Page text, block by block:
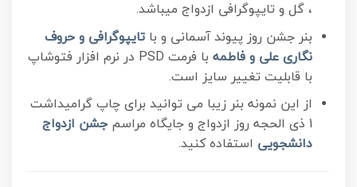
، گل و تایپوگرافی ازدواج میباشد.
بنر جشن روز پیوند آسمانی و با تایپوگرافی و حروف
نگاری علی و فاطمه
با فرمت PSD در نرم افزار فتوشاپ
با قابلیت تغییر سایز است.
از این نمونه بنر زیبا می توانید برای چاپ گرامیداشت
1 ذی الحجه روز ازدواج و
جایگاه مراسم جشن ازدواج
دانشجویی استفاده کنید.